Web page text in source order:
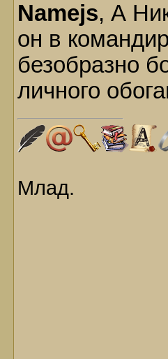
Namejs, А
он в
безобразно
личного
Млад.